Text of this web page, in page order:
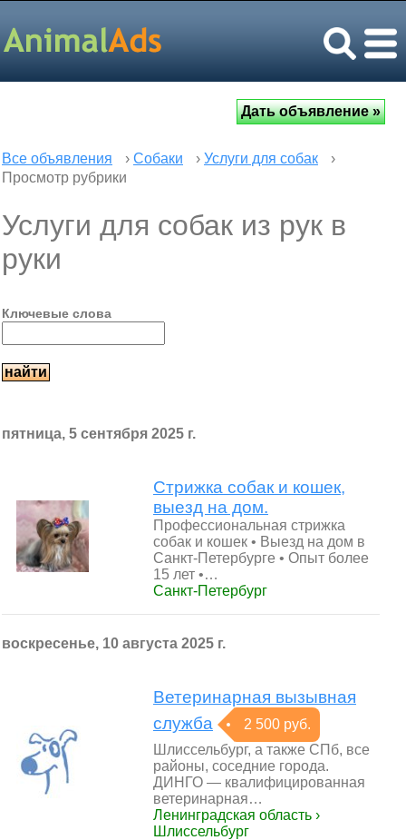
Все объявления › Собаки › Услуги для собак
›
Просмотр рубрики
Услуги для собак из рук в
руки
Ключевые слова
пятница, 5 сентября 2025 г.
Стрижка собак и кошек,
выезд на дом.
Профессиональная стрижка
собак и кошек • Выезд на дом в
Санкт-Петербурге • Опыт более
15 лет •…
Санкт-Петербург
воскресенье, 10 августа 2025 г.
Ветеринарная вызывная
служба
2 500 руб.
Шлиссельбург, а также СПб, все
районы, соседние города.
ДИНГО — квалифицированная
ветеринарная…
Ленинградская область ›
Шлиссельбург